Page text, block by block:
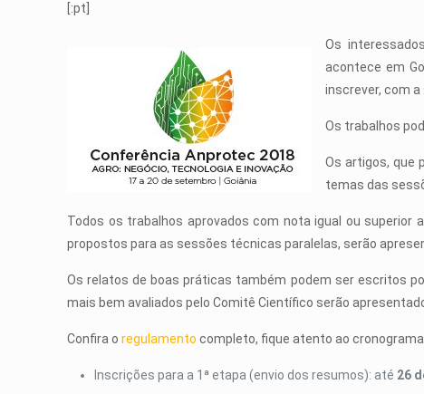
[:pt]
Os
acontece em
inscrever, com
Os trabalhos
Os artigos, que
temas das
Todos os trabalhos aprovados com nota igual ou
propostos para as sessões técnicas paralelas, serão
Os relatos de boas práticas também podem ser escritos
mais bem avaliados pelo Comitê Científico serão
Confira oregulamento completo, fique atento ao
Inscrições para a 1ª etapa (envio dos resumos): até 26